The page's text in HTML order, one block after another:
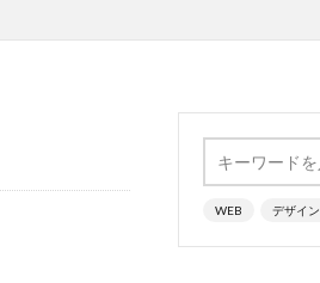
WEB デザイン